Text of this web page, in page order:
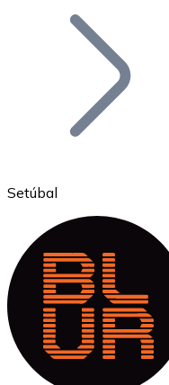
Bitcoin
Ethereum
ETH
Setúbal